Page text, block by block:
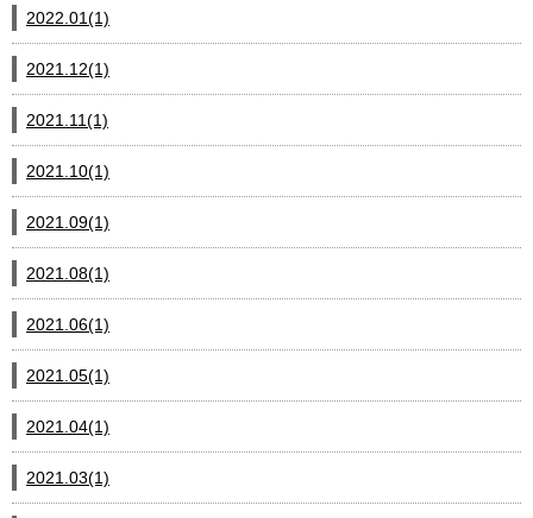
2022.01(1)
2021.12(1)
2021.11(1)
2021.10(1)
2021.09(1)
2021.08(1)
2021.06(1)
2021.05(1)
2021.04(1)
2021.03(1)